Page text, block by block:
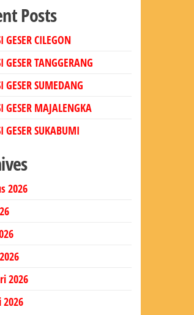
Posts
GESER CILEGON
GESER TANGGERANG
GESER SUMEDANG
GESER MAJALENGKA
GESER SUKABUMI
2026
2026
2026